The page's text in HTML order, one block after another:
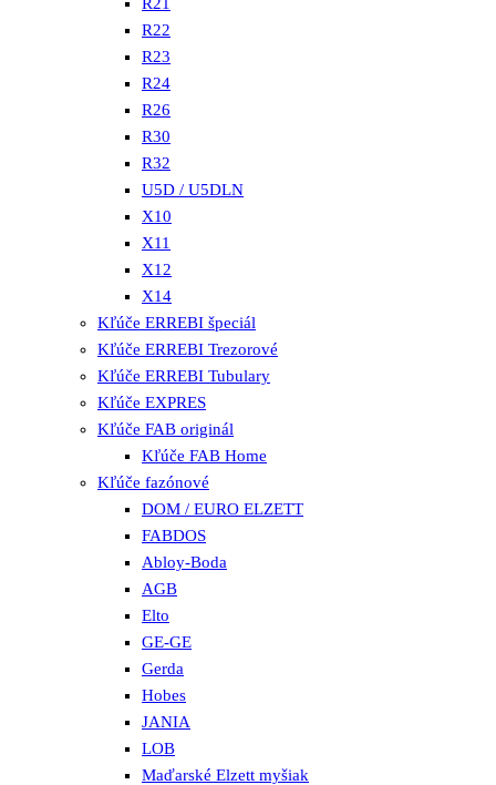
R22
R23
R24
R26
R30
R32
U5D / U5DLN
X10
X11
X12
X14
Kľúče ERREBI špeciál
Kľúče ERREBI Trezorové
Kľúče ERREBI Tubulary
Kľúče EXPRES
Kľúče FAB originál
Kľúče FAB Home
Kľúče fazónové
DOM / EURO ELZETT
FABDOS
Abloy-Boda
AGB
Elto
GE-GE
Gerda
Hobes
JANIA
LOB
Maďarské Elzett myšiak